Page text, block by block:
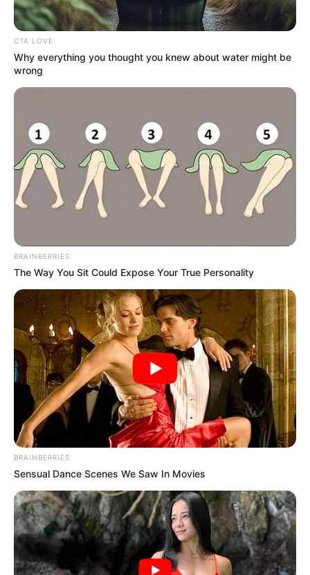
CTA LOVE
Why everything you thought you knew about water might be
wrong
BRAINBERRIES
The Way You Sit Could Expose Your True Personality
BRAINBERRIES
Sensual Dance Scenes We Saw In Movies